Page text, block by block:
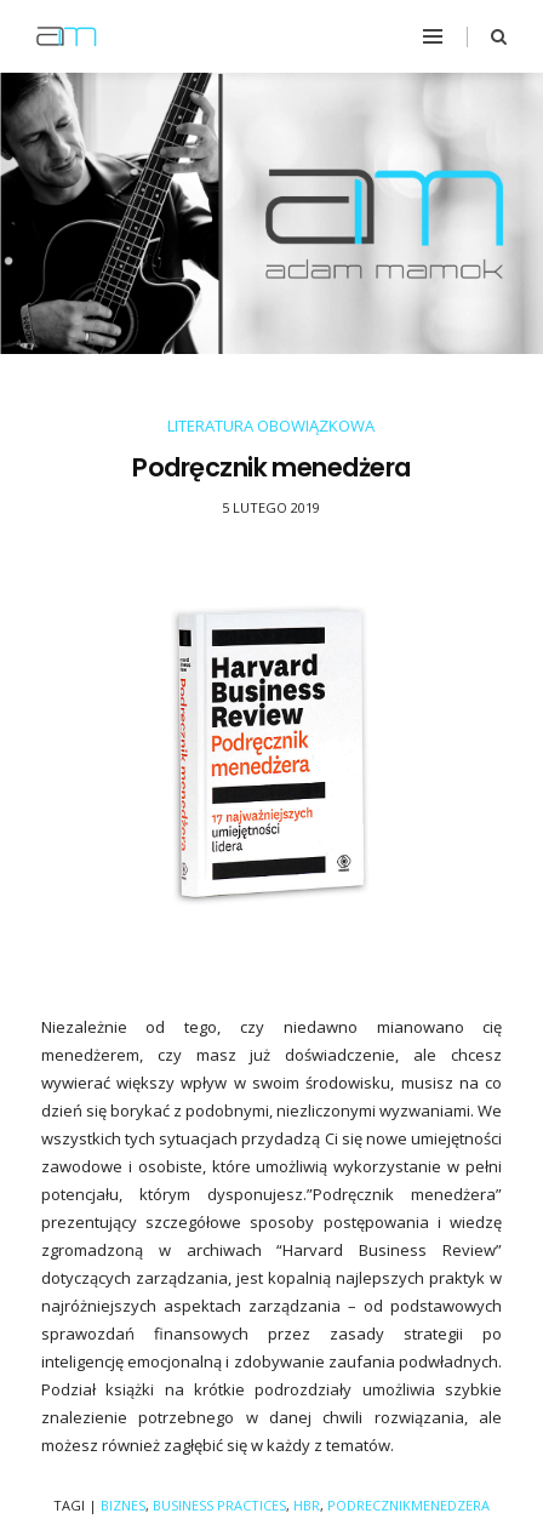
LITERATURA OBOWIĄZKOWA
Podręcznik menedżera
5 LUTEGO 2019
Niezależnie od tego, czy niedawno mianowano cię
menedżerem, czy masz już doświadczenie, ale chcesz
wywierać większy wpływ w swoim środowisku, musisz na co
dzień się borykać z podobnymi, niezliczonymi wyzwaniami. We
wszystkich tych sytuacjach przydadzą Ci się nowe umiejętności
zawodowe i osobiste, które umożliwią wykorzystanie w pełni
potencjału, którym dysponujesz.”Podręcznik menedżera”
prezentujący szczegółowe sposoby postępowania i wiedzę
zgromadzoną w archiwach “Harvard Business Review”
dotyczących zarządzania, jest kopalnią najlepszych praktyk w
najróżniejszych aspektach zarządzania – od podstawowych
sprawozdań finansowych przez zasady strategii po
inteligencję emocjonalną i zdobywanie zaufania podwładnych.
Podział książki na krótkie podrozdziały umożliwia szybkie
znalezienie potrzebnego w danej chwili rozwiązania, ale
możesz również zagłębić się w każdy z tematów.
TAGI | BIZNES, BUSINESS PRACTICES, HBR, PODRECZNIKMENEDZERA